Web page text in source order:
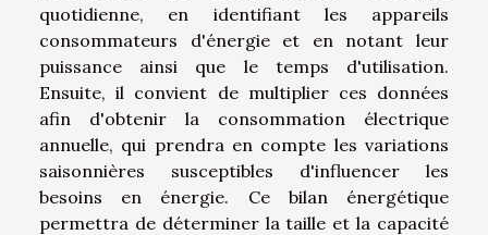
quotidienne, en identifiant les appareils
consommateurs d'énergie et en notant leur
puissance ainsi que le temps d'utilisation.
Ensuite, il convient de multiplier ces données
afin d'obtenir la consommation électrique
annuelle, qui prendra en compte les variations
saisonnières susceptibles d'influencer les
besoins en énergie. Ce bilan énergétique
permettra de déterminer la taille et la capacité